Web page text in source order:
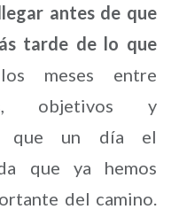
antes de que
tarde de lo que
meses entre
objetivos y
que un día el
que ya hemos
del camino.